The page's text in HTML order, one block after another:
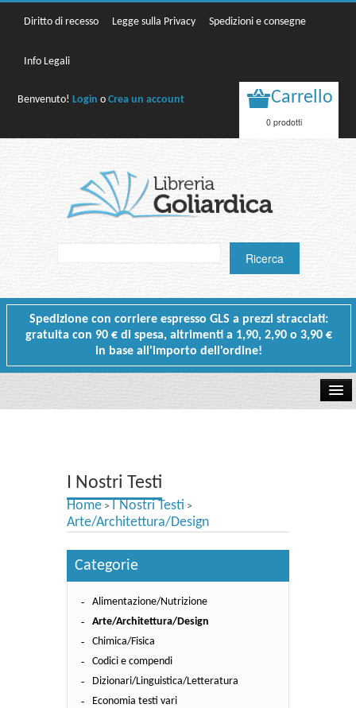
Diritto di recesso Legge sulla Privacy Spedizioni e consegne
Info Legali
Benvenuto!Login oCrea un account Carrello
0 prodotti
Spedizione con corriere espresso GLS a prezzi stracciati:
gratuita con 90 € di spesa, altrimenti a 1,90, 2,90 o 3,90 €
in base all'importo dell'ordine!
Testi scolastici
Carta Cultura e Carta del Merito - Carta Docente
I Nostri Testi
Home > I Nostri Testi >
Arte/Architettura/Design
Categorie
Alimentazione/Nutrizione
Arte/Architettura/Design
Chimica/Fisica
Codici e compendi
Dizionari/Linguistica/Letteratura
Economia testi vari